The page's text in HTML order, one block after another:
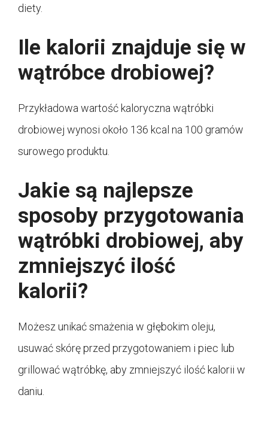
diety.
Ile kalorii znajduje się w
wątróbce drobiowej?
Przykładowa wartość kaloryczna wątróbki
drobiowej wynosi około 136 kcal na 100 gramów
surowego produktu.
Jakie są najlepsze
sposoby przygotowania
wątróbki drobiowej, aby
zmniejszyć ilość
kalorii?
Możesz unikać smażenia w głębokim oleju,
usuwać skórę przed przygotowaniem i piec lub
grillować wątróbkę, aby zmniejszyć ilość kalorii w
daniu.